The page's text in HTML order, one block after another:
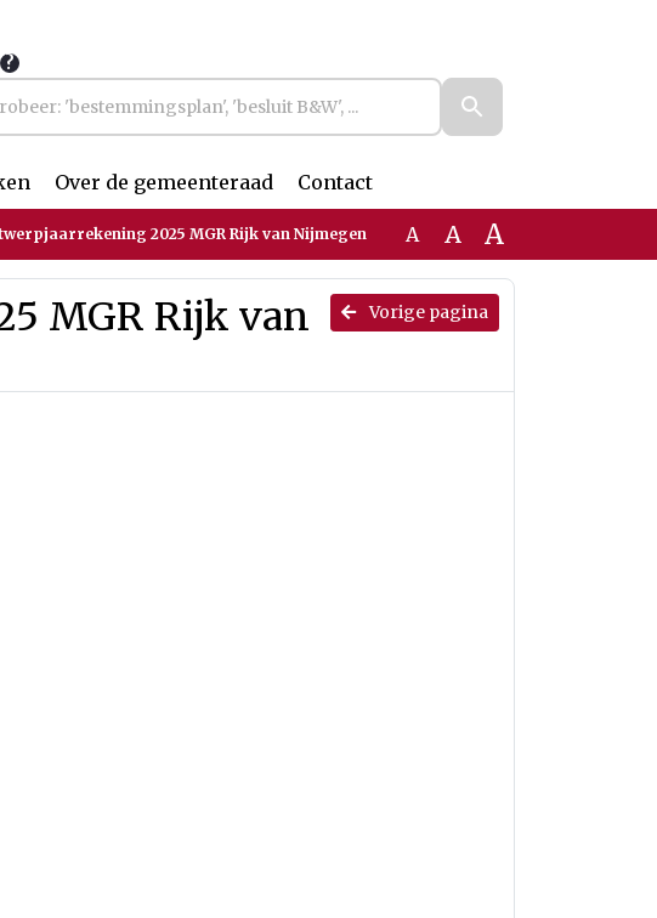
Over de gemeenteraad Contact
2025 MGR Rijk van Nijmegen A A A
Vorige pagina
MGR Rijk van